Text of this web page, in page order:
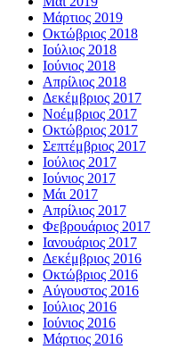
Μάρτιος 2019
Οκτώβριος 2018
Ιούλιος 2018
Ιούνιος 2018
Απρίλιος 2018
Δεκέμβριος 2017
Νοέμβριος 2017
Οκτώβριος 2017
Σεπτέμβριος 2017
Ιούλιος 2017
Ιούνιος 2017
Μάι 2017
Απρίλιος 2017
Φεβρουάριος 2017
Ιανουάριος 2017
Δεκέμβριος 2016
Οκτώβριος 2016
Αύγουστος 2016
Ιούλιος 2016
Ιούνιος 2016
Μάρτιος 2016